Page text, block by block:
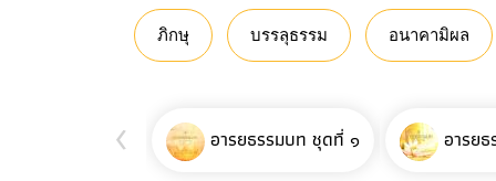
ภิกษุ บรรลุธรรม อนาคามิผล
อารยธรรมบท ชุดที่ ๑ อารย
‹